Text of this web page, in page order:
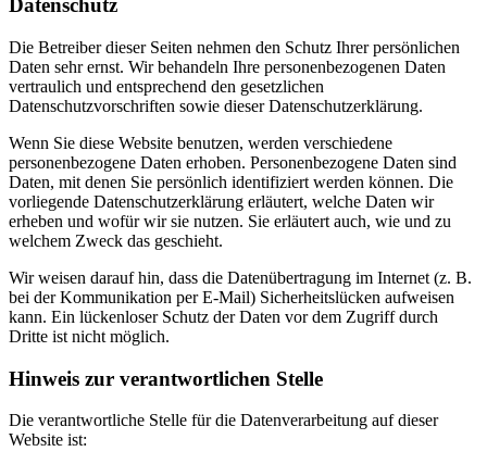
Datenschutz
Die Betreiber dieser Seiten nehmen den Schutz Ihrer persönlichen
Daten sehr ernst. Wir behandeln Ihre personenbezogenen Daten
vertraulich und entsprechend den gesetzlichen
Datenschutzvorschriften sowie dieser Datenschutzerklärung.
Wenn Sie diese Website benutzen, werden verschiedene
personenbezogene Daten erhoben. Personenbezogene Daten sind
Daten, mit denen Sie persönlich identifiziert werden können. Die
vorliegende Datenschutzerklärung erläutert, welche Daten wir
erheben und wofür wir sie nutzen. Sie erläutert auch, wie und zu
welchem Zweck das geschieht.
Wir weisen darauf hin, dass die Datenübertragung im Internet (z. B.
bei der Kommunikation per E-Mail) Sicherheitslücken aufweisen
kann. Ein lückenloser Schutz der Daten vor dem Zugriff durch
Dritte ist nicht möglich.
Hinweis zur verantwortlichen Stelle
Die verantwortliche Stelle für die Datenverarbeitung auf dieser
Website ist: